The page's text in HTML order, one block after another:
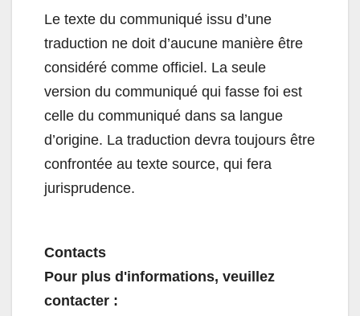
Le texte du communiqué issu d’une
traduction ne doit d’aucune manière être
considéré comme officiel. La seule
version du communiqué qui fasse foi est
celle du communiqué dans sa langue
d’origine. La traduction devra toujours être
confrontée au texte source, qui fera
jurisprudence.
Contacts
Pour plus d'informations, veuillez
contacter :